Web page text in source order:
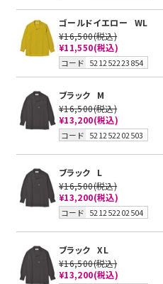
ゴールドイエロー
WL
¥16,500(税込)
¥11,550(税込)
コード 521252223854
ブラック
M
¥16,500(税込)
¥13,200(税込)
コード 521252202503
ブラック
L
¥16,500(税込)
¥13,200(税込)
コード 521252202504
ブラック
XL
¥16,500(税込)
¥13,200(税込)